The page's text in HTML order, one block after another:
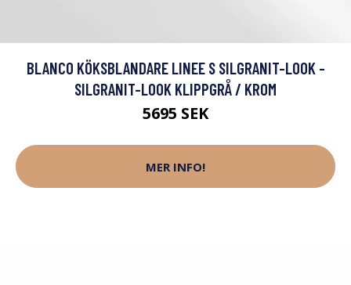
BLANCO KÖKSBLANDARE LINEE S SILGRANIT-LOOK -
SILGRANIT-LOOK KLIPPGRÅ / KROM
5695 SEK
MER INFO!